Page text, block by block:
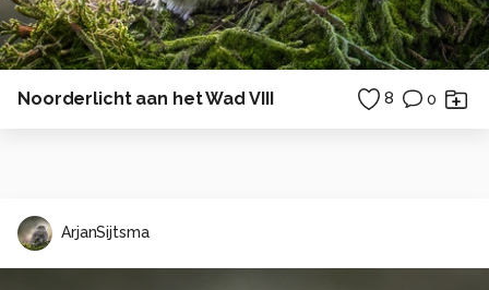
Noorderlicht aan het Wad VIII 8 0
ArjanSijtsma